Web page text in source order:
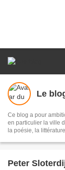
Le
Ce blog a pour
en particulier la ville
la poésie, la
système scolaire (je
Peter